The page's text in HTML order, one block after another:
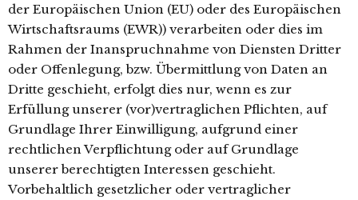
der Europäischen Union (EU) oder des Europäischen
Wirtschaftsraums (EWR)) verarbeiten oder dies im
Rahmen der Inanspruchnahme von Diensten Dritter
oder Offenlegung, bzw. Übermittlung von Daten an
Dritte geschieht, erfolgt dies nur, wenn es zur
Erfüllung unserer (vor)vertraglichen Pflichten, auf
Grundlage Ihrer Einwilligung, aufgrund einer
rechtlichen Verpflichtung oder auf Grundlage
unserer berechtigten Interessen geschieht.
Vorbehaltlich gesetzlicher oder vertraglicher